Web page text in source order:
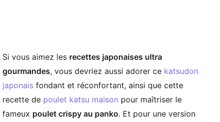
Si vous aimez les recettes japonaises ultra
gourmandes, vous devriez aussi adorer ce katsudon
japonais fondant et réconfortant, ainsi que cette
recette de poulet katsu maison pour maîtriser le
fameux poulet crispy au panko. Et pour une version